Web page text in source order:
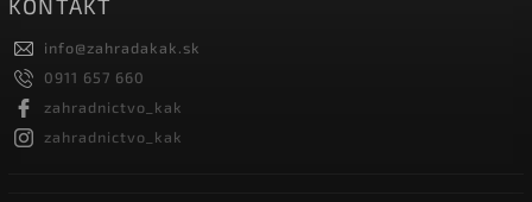
KONTAKT
info@zahradakak.sk
0911 657 660
zahradnictvo_kak
zahradnictvo_kak